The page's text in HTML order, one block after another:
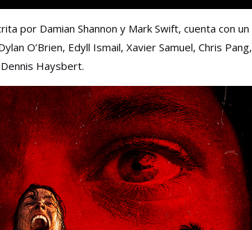
por Damian Shannon y Mark Swift, cuenta con un
O’Brien, Edyll Ismail, Xavier Samuel, Chris Pang,
Haysbert.